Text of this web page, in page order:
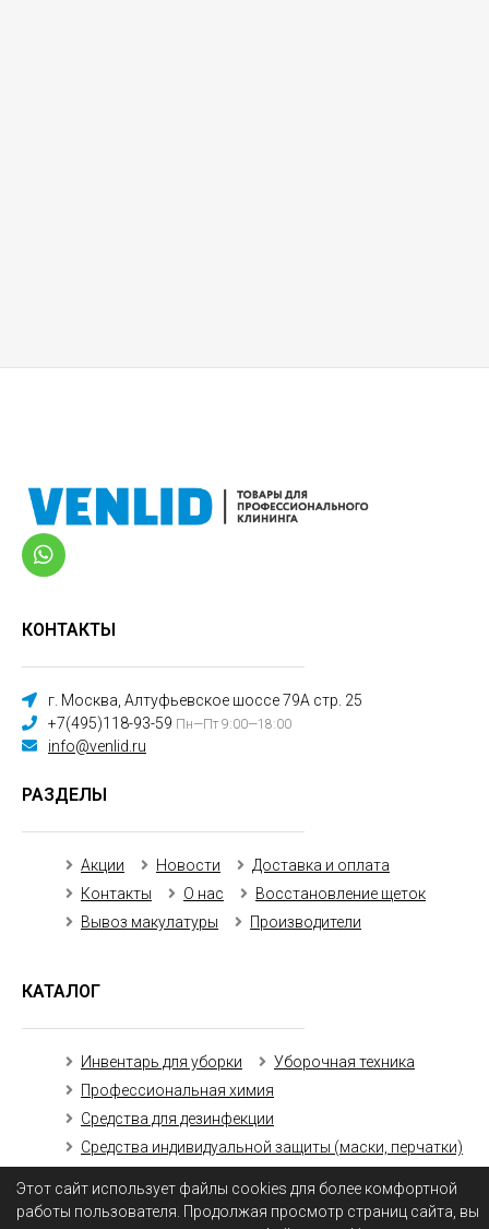
Этот сайт использует файлы cookies для более комфортной
работы пользователя. Продолжая просмотр страниц сайта, вы
КОНТАКТЫ
г. Москва, Алтуфьевское шоссе 79А стр. 25
+7(495)118-93-59 Пн—Пт 9:00—18:00
info@venlid.ru
РАЗДЕЛЫ
Акции Новости
Доставка и оплата
Контакты
О нас
Восстановление щеток
Вывоз макулатуры
Производители
КАТАЛОГ
Инвентарь для уборки
Уборочная техника
Профессиональная химия
Средства для дезинфекции
Средства индивидуальной защиты (маски, перчатки)